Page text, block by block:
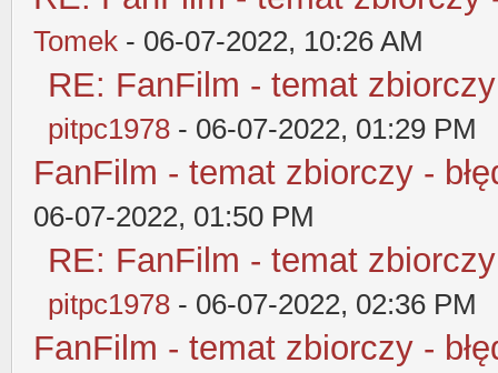
Tomek - 06-07-2022, 10:26 AM
RE: FanFilm - temat
pitpc1978 - 06-07-2022, 01:29 PM
FanFilm - temat zbiorczy -
06-07-2022, 01:50 PM
RE: FanFilm - temat
pitpc1978 - 06-07-2022, 02:36 PM
FanFilm - temat zbiorczy -